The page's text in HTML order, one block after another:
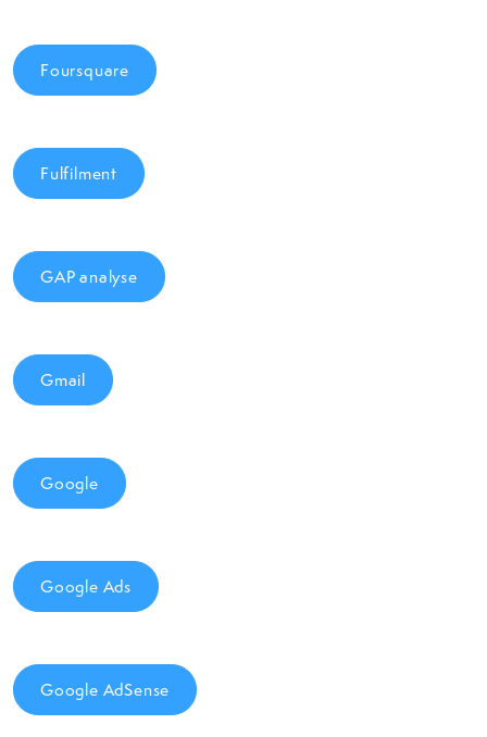
Foursquare
Fulfilment
GAP analyse
Gmail
Google
Google Ads
Google AdSense